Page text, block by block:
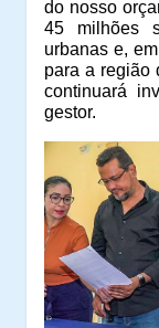
do nosso
45 milhões
urbanas e,
para a região
continuará
gestor.